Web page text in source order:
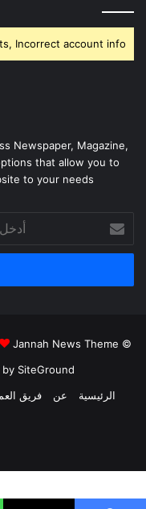
Incorrect account info.
Newspaper, Magazine,
that allow you to
to your needs.
بريدك
الإلكتروني
© Copyright 2026, All Rights Reserved |
Jannah News Theme
by SiteGround
الرئيسية
عن فريق